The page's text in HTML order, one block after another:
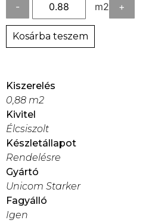
- m2 +
Kosárba teszem
Kiszerelés
0,88 m2
Kivitel
Élcsiszolt
Készletállapot
Rendelésre
Gyártó
Unicom Starker
Fagyálló
Igen